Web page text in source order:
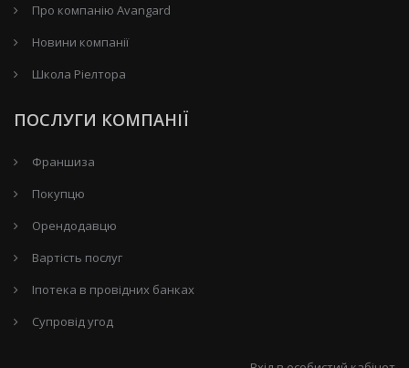
Про компанію Avangard
Новини компанії
Школа Ріелтора
ПОСЛУГИ КОМПАНІЇ
Франшиза
Покупцю
Орендодавцю
Вартість послуг
Іпотека в провідних банках
Супровід угод